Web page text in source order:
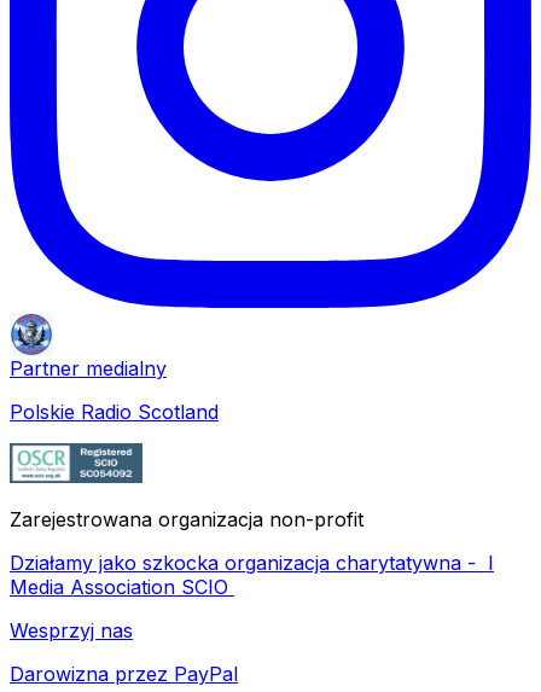
Partner medialny
Polskie Radio Scotland
Zarejestrowana organizacja non-profit
Działamy jako szkocka organizacja charytatywna - I
Media Association SCIO
Wesprzyj nas
Darowizna przez PayPal